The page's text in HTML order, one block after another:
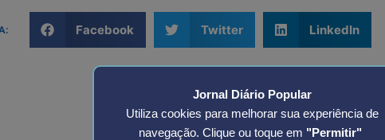
Jornal Diário Popular
Utiliza cookies para melhorar sua experiência de
navegação. Clique ou toque em "Permitir"
Facebook Twitter LinkedIn